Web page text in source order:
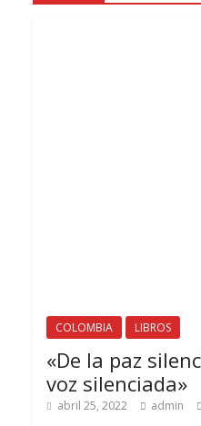
COLOMBIA LIBROS
«De la paz
voz silenciada»
abril 25, 2022 admin